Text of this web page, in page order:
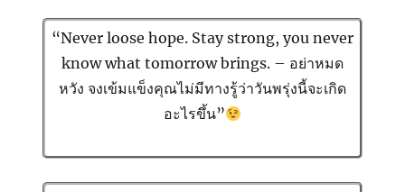
“Never loose hope. Stay strong, you never
know what tomorrow brings. – อย่าหมด
หวัง จงเข้มแข็งคุณไม่มีทางรู้ว่าวันพรุ่งนี้จะเกิด
อะไรขึ้น”